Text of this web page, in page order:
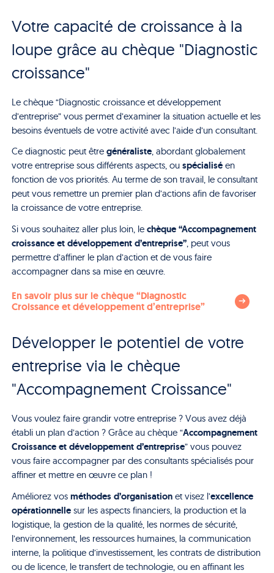
Votre capacité de croissance à la
loupe grâce au chèque "Diagnostic
croissance"
Le chèque “Diagnostic croissance et développement
d’entreprise” vous permet d’examiner la situation actuelle et les
besoins éventuels de votre activité avec l’aide d’un consultant.
Ce diagnostic peut être généraliste, abordant globalement
votre entreprise sous différents aspects, ou spécialisé en
fonction de vos priorités. Au terme de son travail, le consultant
peut vous remettre un premier plan d’actions afin de favoriser
la croissance de votre entreprise.
Si vous souhaitez aller plus loin, le chèque “Accompagnement
croissance et développement d’entreprise”, peut vous
permettre d’affiner le plan d’action et de vous faire
accompagner dans sa mise en œuvre.
En savoir plus sur le chèque “Diagnostic
Croissance et développement d’entreprise”
Développer le potentiel de votre
entreprise via le chèque
"Accompagnement Croissance"
Vous voulez faire grandir votre entreprise ? Vous avez déjà
établi un plan d’action ? Grâce au chèque “Accompagnement
Croissance et développement d’entreprise” vous pouvez
vous faire accompagner par des consultants spécialisés pour
affiner et mettre en œuvre ce plan !
Améliorez vos méthodes d’organisationet visez l’excellence
opérationnellesur les aspects financiers, la production et la
logistique, la gestion de la qualité, les normes de sécurité,
l’environnement, les ressources humaines, la communication
interne, la politique d’investissement, les contrats de distribution
ou de licence, le transfert de technologie, ou en affinant les